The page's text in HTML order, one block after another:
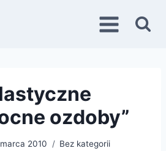
ozdoby”
2010 Bez kategorii